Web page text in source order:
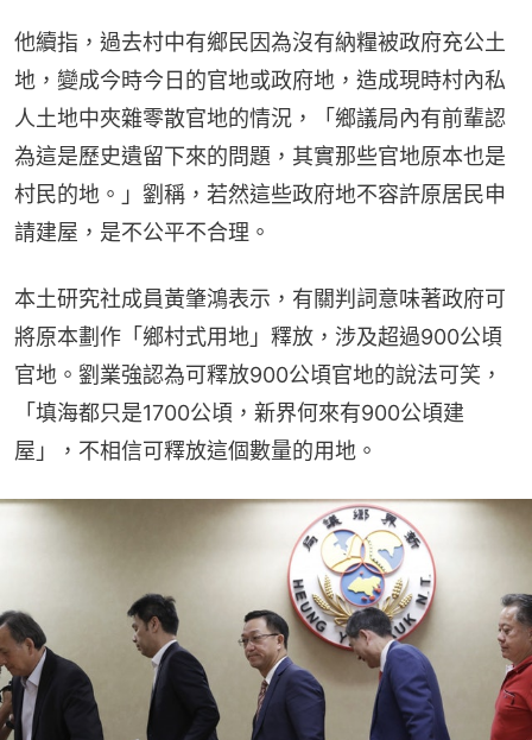
他續指，過去村中有鄉民因為沒有納糧被政府充公土
地，變成今時今日的官地或政府地，造成現時村內私
人土地中夾雜零散官地的情況，「鄉議局內有前輩認
為這是歷史遺留下來的問題，其實那些官地原本也是
村民的地。」劉稱，若然這些政府地不容許原居民申
請建屋，是不公平不合理。
本土研究社成員黃肇鴻表示，有關判詞意味著政府可
將原本劃作「鄉村式用地」釋放，涉及超過900公頃
官地。劉業強認為可釋放900公頃官地的說法可笑，
「填海都只是1700公頃，新界何來有900公頃建
屋」，不相信可釋放這個數量的用地。